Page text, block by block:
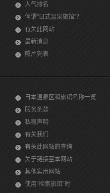
人气排名
何谓"日式温泉旅馆"？
有关此网站
最新消息
照片列表
日本温泉区和旅馆名称一览
服务条款
私稳声明
有关我们
有关此网站的查询
关于链接至本网站
其他实用网站
使用“检索旅馆”时